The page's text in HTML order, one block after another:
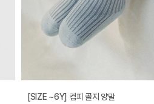
[SIZE ~6Y] 컴피 골지 양말